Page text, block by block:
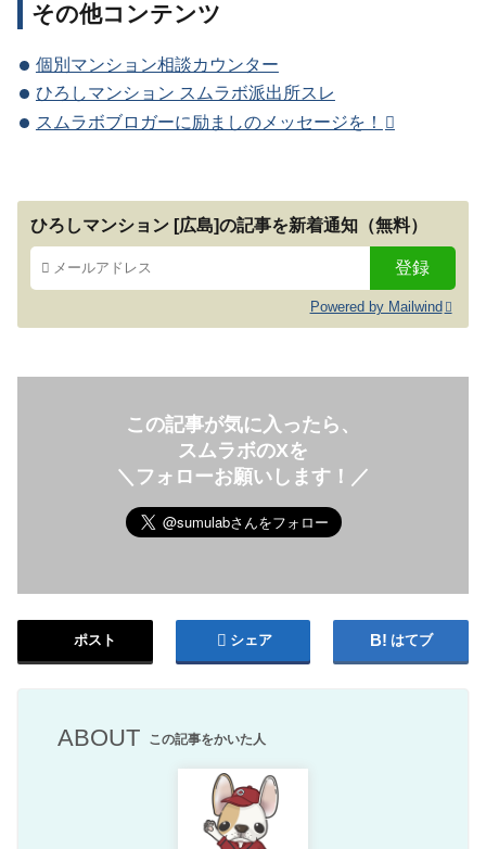
その他コンテンツ
個別マンション相談カウンター
ひろしマンション スムラボ派出所スレ
スムラボブロガーに励ましのメッセージを！
ひろしマンション [広島]の記事を新着通知（無料）
Powered by Mailwind
この記事が気に入ったら、
スムラボのXを
＼フォローお願いします！／
ポスト シェア はてブ
ABOUT この記事をかいた人